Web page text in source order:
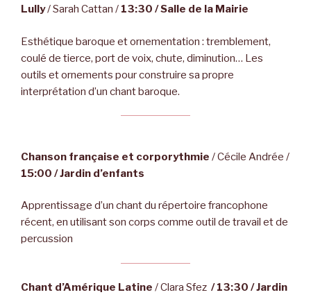
Lully/ Sarah Cattan / 13:30 / Salle de la Mairie
Esthétique baroque et ornementation : tremblement,
coulé de tierce, port de voix, chute, diminution… Les
outils et ornements pour construire sa propre
interprétation d’un chant baroque.
Chanson française et corporythmie / Cécile Andrée /
15:00 / Jardin d’enfants
Apprentissage d’un chant du répertoire francophone
récent, en utilisant son corps comme outil de travail et de
percussion
Chant d’Amérique Latine / Clara Sfez / 13:30 / Jardin